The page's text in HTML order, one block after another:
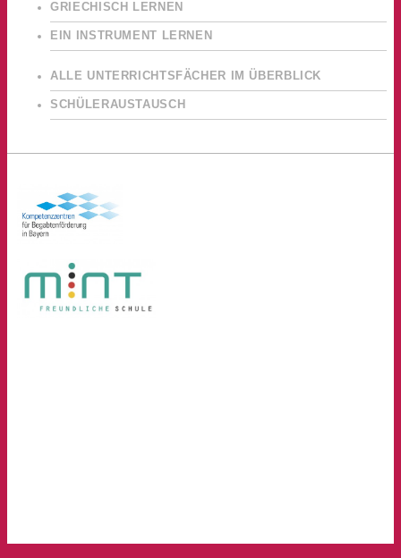
GRIECHISCH LERNEN
EIN INSTRUMENT LERNEN
ALLE UNTERRICHTSFÄCHER IM ÜBERBLICK
SCHÜLERAUSTAUSCH